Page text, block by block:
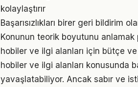
kolaylaştırır
Başarısızlıkları birer geri bildirim
Konunun teorik boyutunu anlamak
hobiler ve ilgi alanları için bütçe ve
hobiler ve ilgi alanları konusunda
yavaşlatabiliyor. Ancak sabır ve